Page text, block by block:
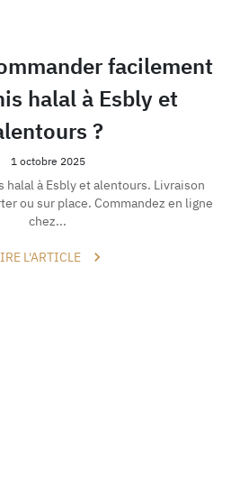
facilement
halal à Esbly et
?
1 octobre 2025
halal à Esbly et alentours. Livraison
ou sur place. Commandez en ligne
chez...
L'ARTICLE